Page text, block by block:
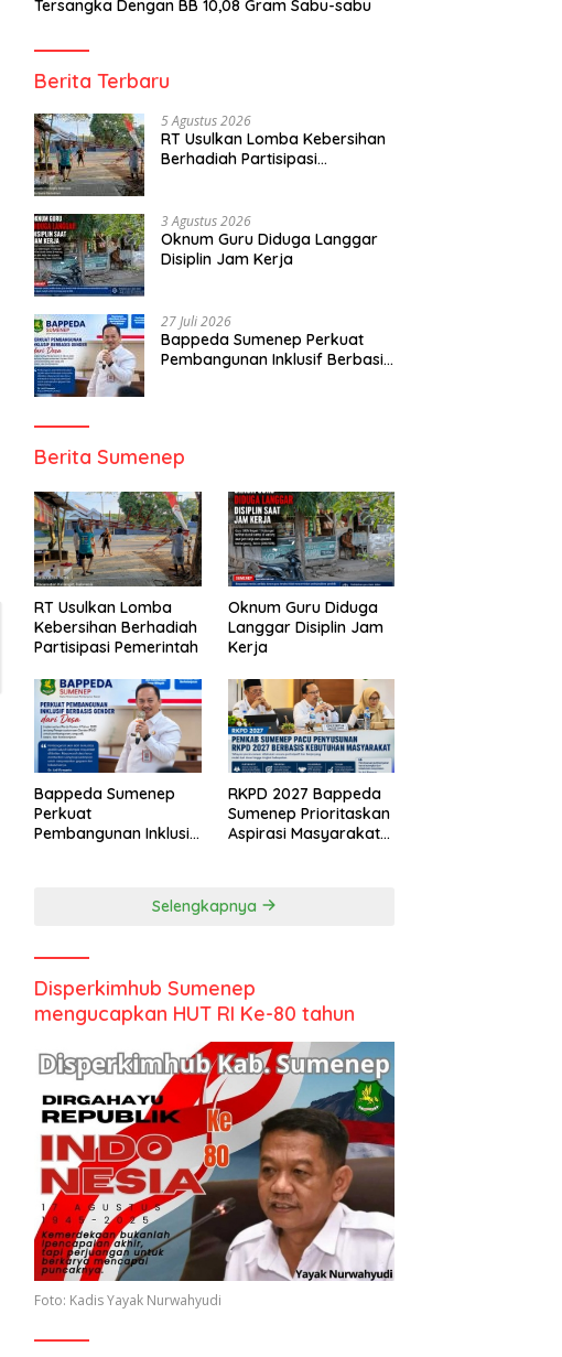
Tersangka Dengan BB 10,08 Gram Sabu-sabu
Berita Terbaru
5 Agustus 2026
RT Usulkan Lomba Kebersihan
Berhadiah Partisipasi
3 Agustus 2026
Oknum Guru Diduga Langgar
Disiplin Jam Kerja
27 Juli 2026
Bappeda Sumenep Perkuat
Pembangunan Inklusif Berbasis
Berita Sumenep
RT Usulkan Lomba
Kebersihan Berhadiah
Partisipasi Pemerintah
Oknum Guru Diduga
Langgar Disiplin Jam
Kerja
Bappeda Sumenep
Perkuat
Pembangunan Inklusif
RKPD 2027 Bappeda
Sumenep Prioritaskan
Aspirasi Masyarakat
Selengkapnya
Disperkimhub Sumenep
mengucapkan HUT RI Ke-80 tahun
Foto: Kadis Yayak Nurwahyudi